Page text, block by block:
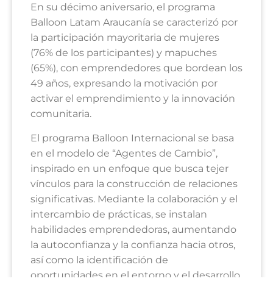
En su décimo aniversario, el programa
Balloon Latam Araucanía se caracterizó por
la participación mayoritaria de mujeres
(76% de los participantes) y mapuches
(65%), con emprendedores que bordean los
49 años, expresando la motivación por
activar el emprendimiento y la innovación
comunitaria.
El programa Balloon Internacional se basa
en el modelo de “Agentes de Cambio”,
inspirado en un enfoque que busca tejer
vínculos para la construcción de relaciones
significativas. Mediante la colaboración y el
intercambio de prácticas, se instalan
habilidades emprendedoras, aumentando
la autoconfianza y la confianza hacia otros,
así como la identificación de
oportunidades en el entorno y el desarrollo